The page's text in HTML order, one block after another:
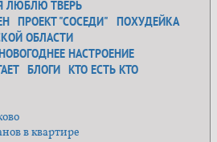
ЛЮБЛЮ ТВЕРЬ
ПРОЕКТ "СОСЕДИ"
ПОХУДЕЙКА
ОБЛАСТИ
НАСТРОЕНИЕ
БЛОГИ КТО ЕСТЬ КТО
в квартире